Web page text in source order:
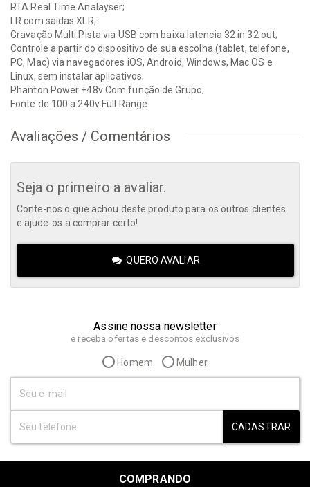
RTA Real Time Analayser;
LR com saidas XLR;
Gravação Multi Pista via USB com baixa latencia 32 in 32 out;
Controle a partir do dispositivo de sua escolha (tablet, telefone,
PC, Mac) via navegadores iOS, Android, Windows, Mac OS e
Linux, sem instalar aplicativos;
Phanton Power +48v Com função de Grupo;
Fonte de 100 a 240v Full Range.
Avaliações / Comentários
Seja o primeiro a avaliar.
Conte-nos o que achou deste produto para os outros clientes
e ajude-os a comprar certo!
QUERO AVALIAR
Assine nossa newsletter
e receba ofertas e descontos exclusivos
Homem Mulher
CADASTRAR
COMPRANDO